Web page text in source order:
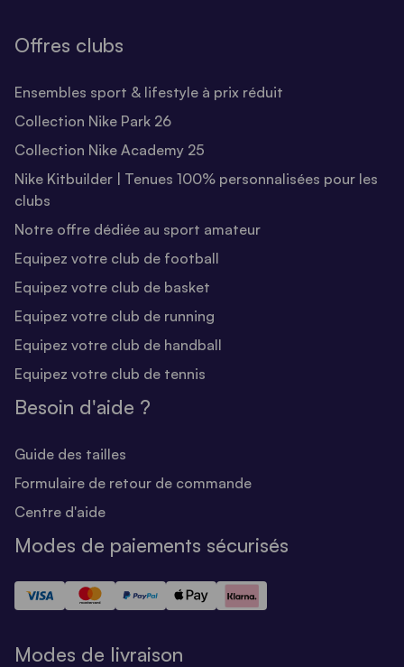
Offres clubs
Ensembles sport & lifestyle à prix réduit
Collection Nike Park 26
Collection Nike Academy 25
Nike Kitbuilder | Tenues 100% personnalisées pour les
clubs
Notre offre dédiée au sport amateur
Equipez votre club de football
Equipez votre club de basket
Equipez votre club de running
Equipez votre club de handball
Equipez votre club de tennis
Besoin d'aide ?
Guide des tailles
Formulaire de retour de commande
Centre d'aide
Modes de paiements sécurisés
Modes de livraison